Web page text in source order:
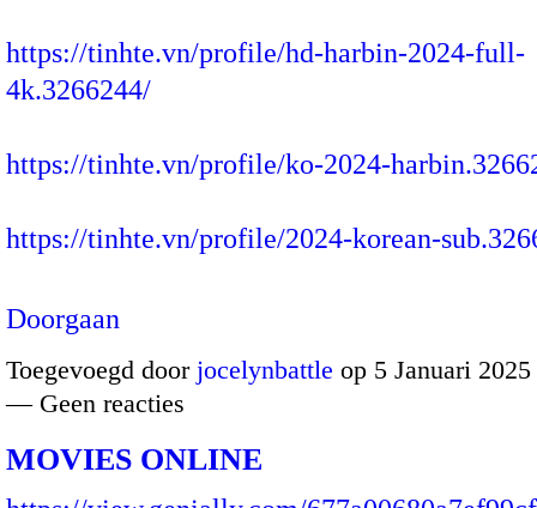
https://tinhte.vn/profile/hd-harbin-2024-full-
4k.3266244/
https://tinhte.vn/profile/ko-2024-
https://tinhte.vn/profile/2024-korean-
Doorgaan
Toegevoegd door jocelynbattle op 5 Januari
— Geen reacties
MOVIES ONLINE